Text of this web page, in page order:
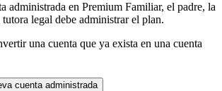
administrada en Premium Familiar, el padre, la
legal debe administrar el plan.
una cuenta que ya exista en una cuenta
cuenta administrada